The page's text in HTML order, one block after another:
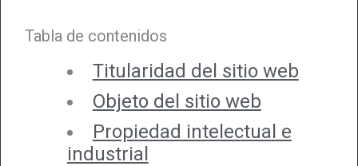
Tabla de contenidos
Titularidad del sitio web
Objeto del sitio web
Propiedad intelectual e
industrial